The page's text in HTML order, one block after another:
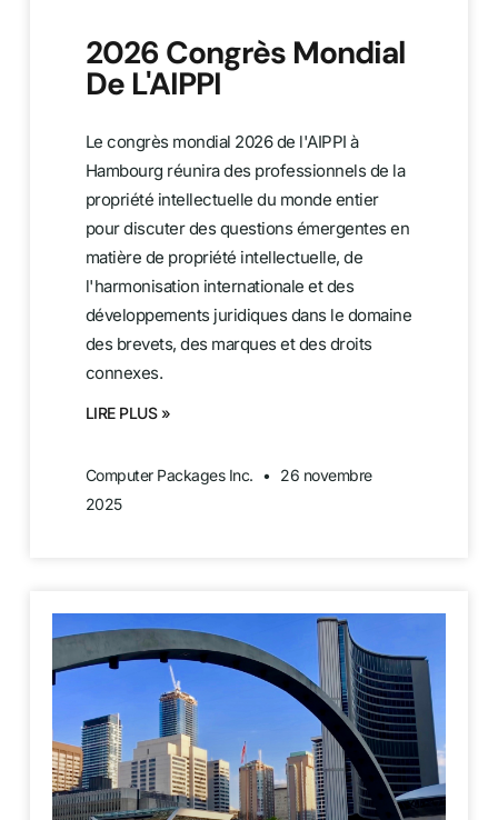
2026 Congrès Mondial
De L'AIPPI
Le congrès mondial 2026 de l'AIPPI à
Hambourg réunira des professionnels de la
propriété intellectuelle du monde entier
pour discuter des questions émergentes en
matière de propriété intellectuelle, de
l'harmonisation internationale et des
développements juridiques dans le domaine
des brevets, des marques et des droits
connexes.
LIRE PLUS »
Computer Packages Inc.
26 novembre
2025